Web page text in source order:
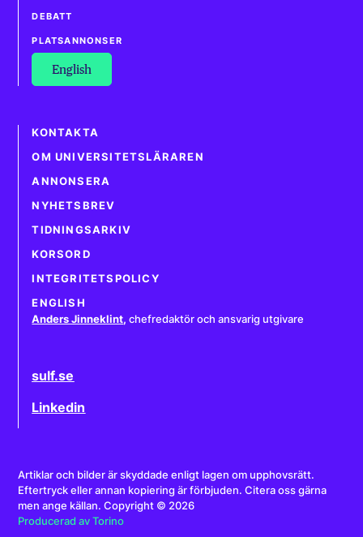
DEBATT
PLATSANNONSER
English
KONTAKTA
OM UNIVERSITETSLÄRAREN
ANNONSERA
NYHETSBREV
TIDNINGSARKIV
KORSORD
INTEGRITETSPOLICY
ENGLISH
Anders Jinneklint, chefredaktör och ansvarig utgivare
sulf.se
Linkedin
Artiklar och bilder är skyddade enligt lagen om upphovsrätt.
Eftertryck eller annan kopiering är förbjuden. Citera oss gärna
men ange källan. Copyright © 2026
Producerad av Torino